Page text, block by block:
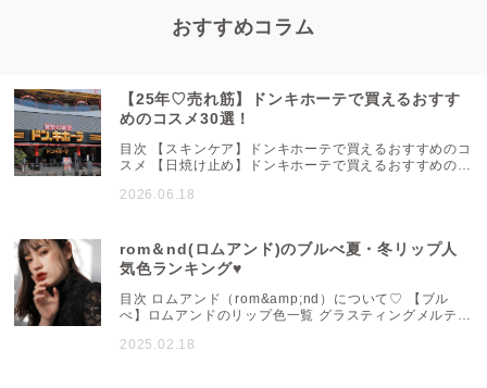
おすすめコラム
【25年♡売れ筋】ドンキホーテで買えるおすす
めのコスメ30選！
目次 【スキンケア】ドンキホーテで買えるおすすめのコ
スメ 【日焼け止め】ドンキホーテで買えるおすすめのコ
コスメ 【ベースメイク】ドンキホーテで買えるおすすめ
揃えが特徴のディスカウントストアです。取り扱ってい
るコスメの商品も多く、どれにしようか目移りしてしま
う...
2026.06.18
rom＆nd(ロムアンド)のブルべ夏・冬リップ人
気色ランキング♥
目次 ロムアンド（rom&amp;nd）について♡ 【ブル
べ】ロムアンドのリップ色一覧 グラスティングメルティ
ティントの【ブルべ】色一覧 デュイフルウォーターティ
2025.02.18